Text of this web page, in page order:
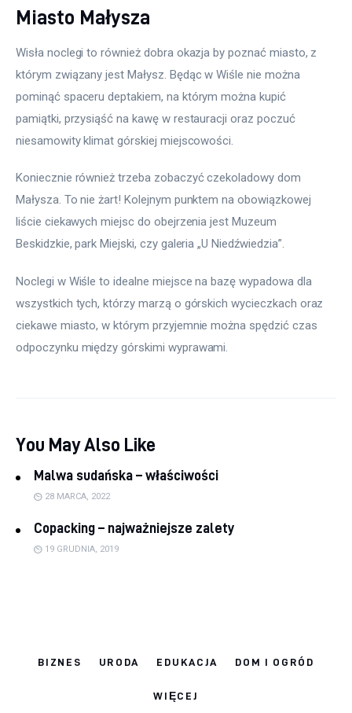
Miasto Małysza
Wisła noclegi to również dobra okazja by poznać miasto, z
którym związany jest Małysz. Będąc w Wiśle nie można
pominąć spaceru deptakiem, na którym można kupić
pamiątki, przysiąść na kawę w restauracji oraz poczuć
niesamowity klimat górskiej miejscowości.
Koniecznie również trzeba zobaczyć czekoladowy dom
Małysza. To nie żart! Kolejnym punktem na obowiązkowej
liście ciekawych miejsc do obejrzenia jest Muzeum
Beskidzkie, park Miejski, czy galeria „U Niedźwiedzia”.
Noclegi w Wiśle to idealne miejsce na bazę wypadowa dla
wszystkich tych, którzy marzą o górskich wycieczkach oraz
ciekawe miasto, w którym przyjemnie można spędzić czas
odpoczynku między górskimi wyprawami.
You May Also Like
Malwa sudańska – właściwości
28 MARCA, 2022
Copacking – najważniejsze zalety
19 GRUDNIA, 2019
BIZNES URODA EDUKACJA DOM I OGRÓD
WIĘCEJ